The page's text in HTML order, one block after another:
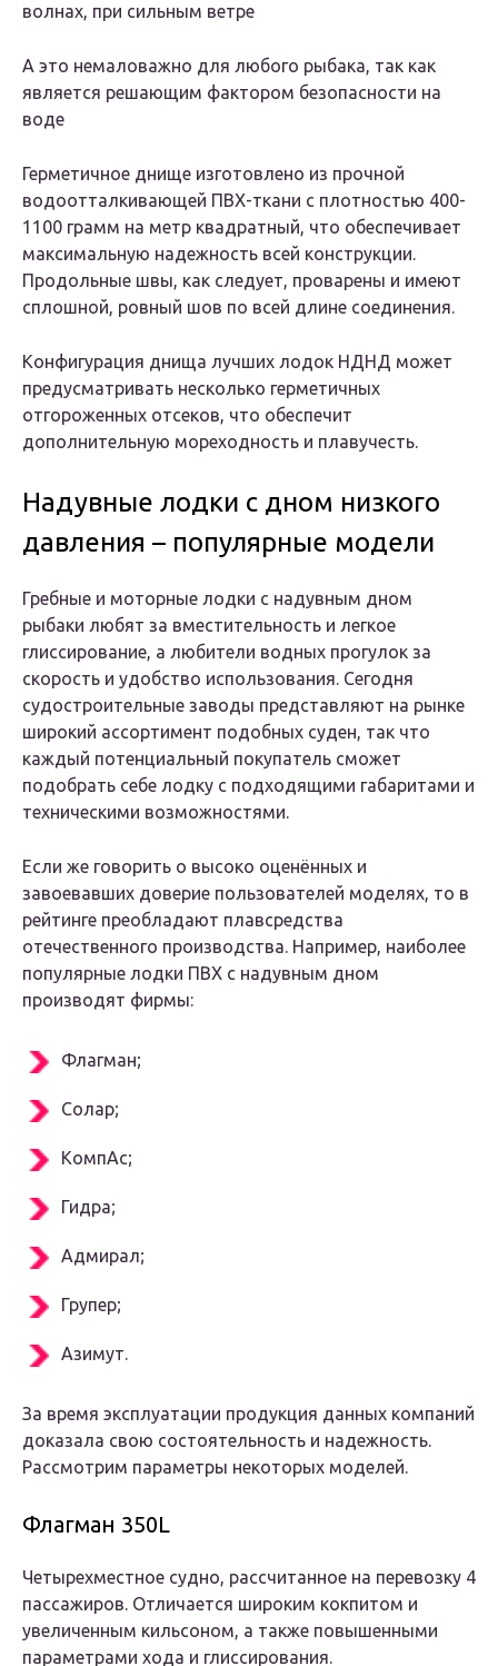
волнах, при сильным ветре
А это немаловажно для любого рыбака, так как
является решающим фактором безопасности на
воде
Герметичное днище изготовлено из прочной
водоотталкивающей ПВХ-ткани с плотностью 400-
1100 грамм на метр квадратный, что обеспечивает
максимальную надежность всей конструкции.
Продольные швы, как следует, проварены и имеют
сплошной, ровный шов по всей длине соединения.
Конфигурация днища лучших лодок НДНД может
предусматривать несколько герметичных
отгороженных отсеков, что обеспечит
дополнительную мореходность и плавучесть.
Надувные лодки с дном низкого
давления – популярные модели
Гребные и моторные лодки с надувным дном
рыбаки любят за вместительность и легкое
глиссирование, а любители водных прогулок за
скорость и удобство использования. Сегодня
судостроительные заводы представляют на рынке
широкий ассортимент подобных суден, так что
каждый потенциальный покупатель сможет
подобрать себе лодку с подходящими габаритами и
техническими возможностями.
Если же говорить о высоко оценённых и
завоевавших доверие пользователей моделях, то в
рейтинге преобладают плавсредства
отечественного производства. Например, наиболее
популярные лодки ПВХ с надувным дном
производят фирмы:
Флагман;
Солар;
КомпАс;
Гидра;
Адмирал;
Групер;
Азимут.
За время эксплуатации продукция данных компаний
доказала свою состоятельность и надежность.
Рассмотрим параметры некоторых моделей.
Флагман 350L
Четырехместное судно, рассчитанное на перевозку 4
пассажиров. Отличается широким кокпитом и
увеличенным кильсоном, а также повышенными
параметрами хода и глиссирования.